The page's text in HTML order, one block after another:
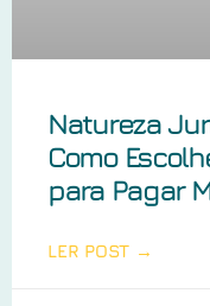
Natureza
Como
para Pagar
LER POST →